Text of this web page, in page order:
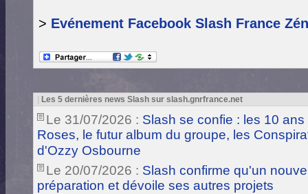
> Evénement Facebook Slash France
Les 5 dernières news Slash sur slash.gnrfrance.net
Le 31/07/2026 : Slash se confie : les 10
Roses, le futur album du groupe, les
d'Ozzy Osbourne
Le 20/07/2026 : Slash confirme qu'un
préparation et dévoile ses autres projets